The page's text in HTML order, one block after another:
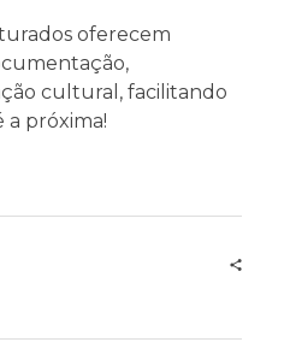
oferecem
cultural, facilitando
a próxima!